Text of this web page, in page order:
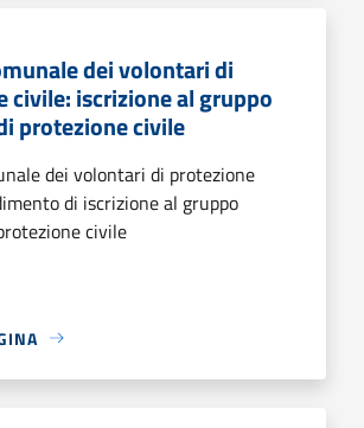
dei volontari di
civile: iscrizione al gruppo
protezione civile
dei volontari di protezione
di iscrizione al gruppo
civile